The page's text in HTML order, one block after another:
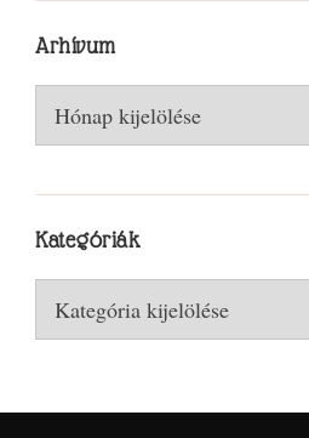
Arhívum
Arhívum
Kategóriák
Kategóriák